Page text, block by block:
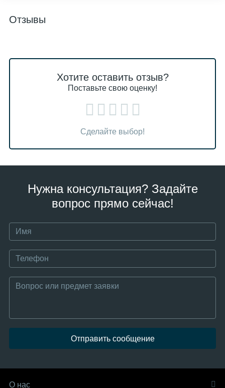
Отзывы
Хотите оставить отзыв?
Поставьте свою оценку!
Сделайте выбор!
Нужна консультация? Задайте
вопрос прямо сейчас!
Отправить сообщение
О нас